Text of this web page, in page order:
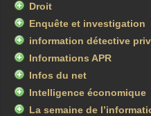
Droit
Enquête et investigation
information détective
Informations APR
Infos du net
Intelligence économique
La semaine de